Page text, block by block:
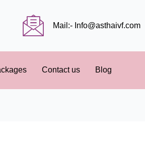
Mail:- Info@asthaivf.com
Contact us Blog